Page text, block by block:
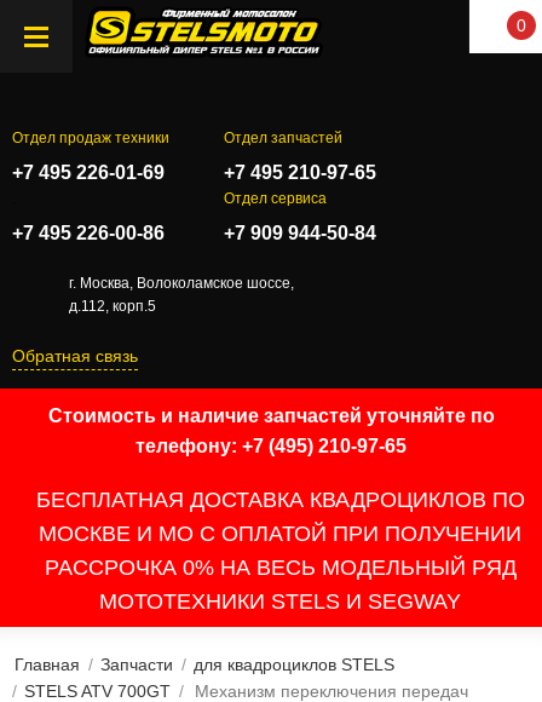
0
Отдел продаж техники
+7 495 226-01-69
Отдел запчастей
+7 495 210-97-65
+7 495 226-00-86
Отдел сервиса
+7 909 944-50-84
г. Москва, Волоколамское шоссе,
д.112, корп.5
Обратная связь
Стоимость и наличие запчастей уточняйте по
телефону: +7 (495) 210-97-65
БЕСПЛАТНАЯ ДОСТАВКА КВАДРОЦИКЛОВ ПО
МОСКВЕ И МО С ОПЛАТОЙ ПРИ ПОЛУЧЕНИИ
РАССРОЧКА 0% НА ВЕСЬ МОДЕЛЬНЫЙ РЯД
МОТОТЕХНИКИ STELS И SEGWAY
Главная / Запчасти / для квадроциклов STELS
/ STELS ATV 700GT / Механизм переключения передач